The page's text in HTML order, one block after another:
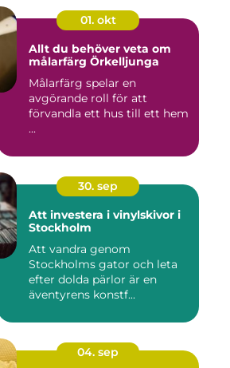
01. okt
Allt du behöver veta om
målarfärg Örkelljunga
Målarfärg spelar en
avgörande roll för att
förvandla ett hus till ett hem
...
30. sep
Att investera i vinylskivor i
Stockholm
Att vandra genom
Stockholms gator och leta
efter dolda pärlor är en
äventyrens konstf...
04. sep